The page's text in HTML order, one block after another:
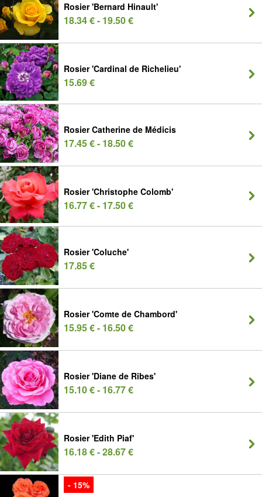
Rosier 'Bernard Hinault'
18.34 € - 19.50 €
Rosier 'Cardinal de Richelieu'
15.69 €
Rosier Catherine de Médicis
17.45 € - 18.50 €
Rosier 'Christophe Colomb'
16.77 € - 17.50 €
Rosier 'Coluche'
17.85 €
Rosier 'Comte de Chambord'
15.95 € - 16.50 €
Rosier 'Diane de Ribes'
15.10 € - 16.77 €
Rosier 'Edith Piaf'
16.18 € - 28.67 €
- 15%